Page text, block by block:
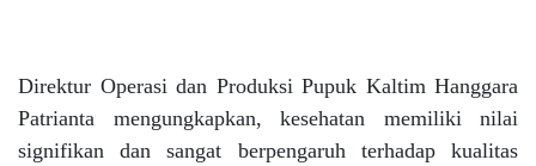
Direktur Operasi dan Produksi Pupuk Kaltim Hanggara
Patrianta mengungkapkan, kesehatan memiliki nilai
signifikan dan sangat berpengaruh terhadap kualitas